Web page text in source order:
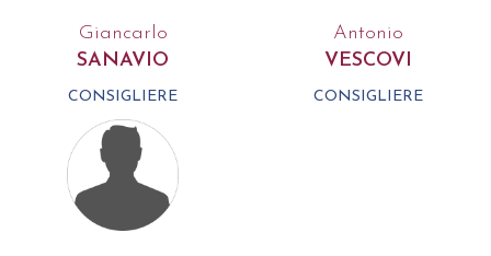
Giancarlo
SANAVIO
CONSIGLIERE
Antonio
VESCOVI
CONSIGLIERE